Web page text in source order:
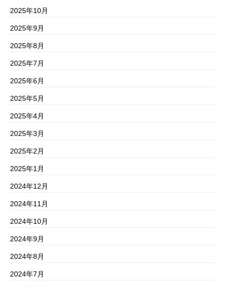
2025年10月
2025年9月
2025年8月
2025年7月
2025年6月
2025年5月
2025年4月
2025年3月
2025年2月
2025年1月
2024年12月
2024年11月
2024年10月
2024年9月
2024年8月
2024年7月